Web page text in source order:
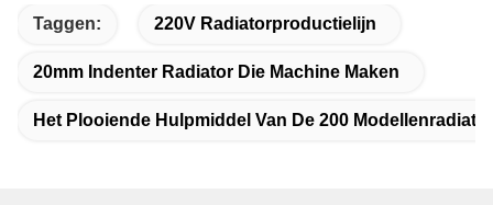
Taggen: 220V Radiatorproductielijn
20mm Indenter Radiator Die Machine Maken
Het Plooiende Hulpmiddel Van De 200 Modellenradiator